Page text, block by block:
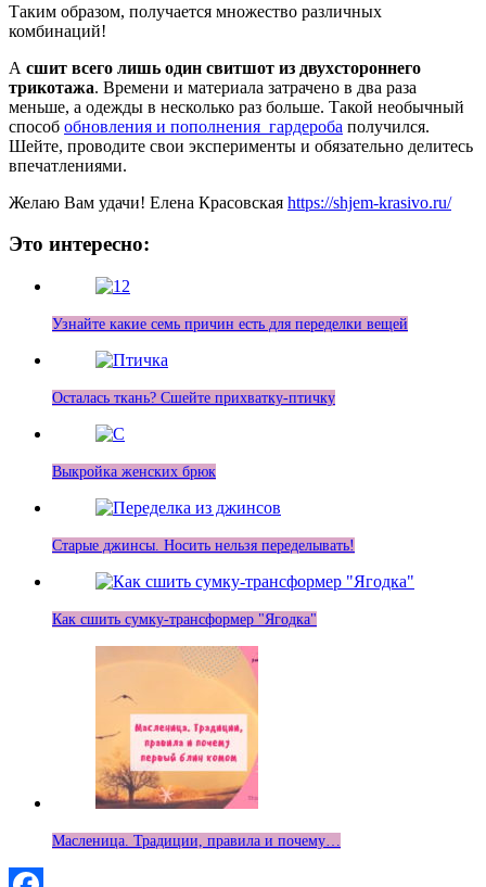
Таким образом, получается множество различных
комбинаций!
А сшит всего лишь один свитшот из двухстороннего
трикотажа. Времени и материала затрачено в два раза
меньше, а одежды в несколько раз больше. Такой необычный
способ обновления и пополнения гардероба получился.
Шейте, проводите свои эксперименты и обязательно делитесь
впечатлениями.
Желаю Вам удачи! Елена Красовская https://shjem-krasivo.ru/
Это интересно:
Узнайте какие семь причин есть для переделки вещей
Осталась ткань? Сшейте прихватку-птичку
Выкройка женских брюк
Старые джинсы. Носить нельзя переделывать!
Как сшить сумку-трансформер "Ягодка"
Масленица. Традиции, правила и почему…